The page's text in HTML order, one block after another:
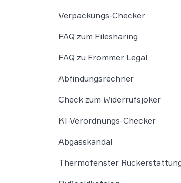
Verpackungs-Checker
FAQ zum Filesharing
FAQ zu Frommer Legal
Abfindungsrechner
Check zum Widerrufsjoker
KI-Verordnungs-Checker
Abgasskandal
Thermofenster